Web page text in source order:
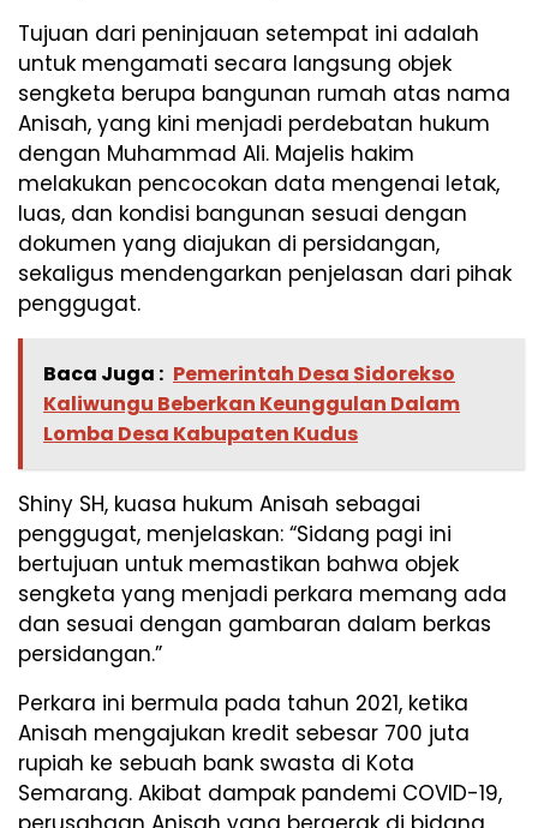
Tujuan dari peninjauan setempat ini adalah
untuk mengamati secara langsung objek
sengketa berupa bangunan rumah atas nama
Anisah, yang kini menjadi perdebatan hukum
dengan Muhammad Ali. Majelis hakim
melakukan pencocokan data mengenai letak,
luas, dan kondisi bangunan sesuai dengan
dokumen yang diajukan di persidangan,
sekaligus mendengarkan penjelasan dari pihak
penggugat.
Baca Juga : Pemerintah Desa Sidorekso
Kaliwungu Beberkan Keunggulan Dalam
Lomba Desa Kabupaten Kudus
Shiny SH, kuasa hukum Anisah sebagai
penggugat, menjelaskan: “Sidang pagi ini
bertujuan untuk memastikan bahwa objek
sengketa yang menjadi perkara memang ada
dan sesuai dengan gambaran dalam berkas
persidangan.”
Perkara ini bermula pada tahun 2021, ketika
Anisah mengajukan kredit sebesar 700 juta
rupiah ke sebuah bank swasta di Kota
Semarang. Akibat dampak pandemi COVID-19,